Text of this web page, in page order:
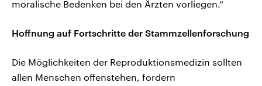
moralische Bedenken bei den Ärzten vorliegen.“
Hoffnung auf Fortschritte der Stammzellenforschung
Die Möglichkeiten der Reproduktionsmedizin sollten
allen Menschen offenstehen, fordern